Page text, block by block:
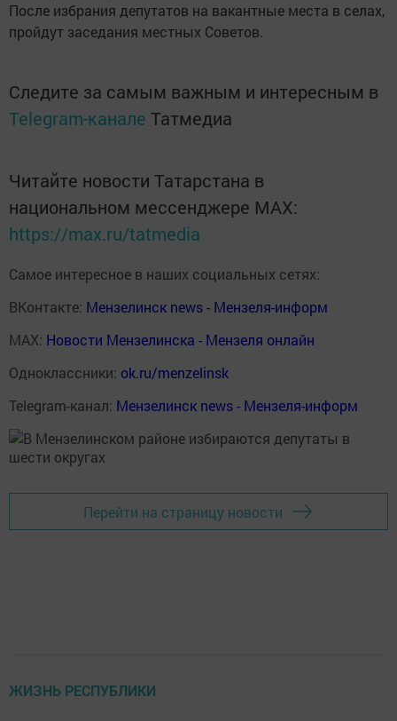
После избрания депутатов на вакантные места в селах,
пройдут заседания местных Советов.
Следите за самым важным и интересным в
Telegram-канале Татмедиа
Читайте новости Татарстана в
национальном мессенджере MАХ:
https://max.ru/tatmedia
Самое интересное в наших социальных сетях:
ВКонтакте: Мензелинск news - Мензеля-информ
MAX: Новости Мензелинска - Мензеля онлайн
Одноклассники: ok.ru/menzelinsk
Telegram-канал: Мензелинск news - Мензеля-информ
Перейти на страницу новости
ЖИЗНЬ РЕСПУБЛИКИ